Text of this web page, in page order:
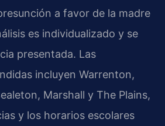
a favor de la madre
es individualizado y se
presentada. Las
incluyen Warrenton,
Marshall y The Plains,
y los horarios escolares